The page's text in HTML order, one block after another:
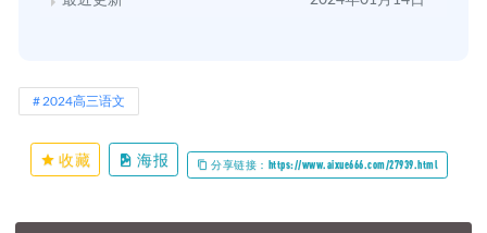
2024高三语文
收藏 海报 分享链接：https://www.aixue666.com/27939.html